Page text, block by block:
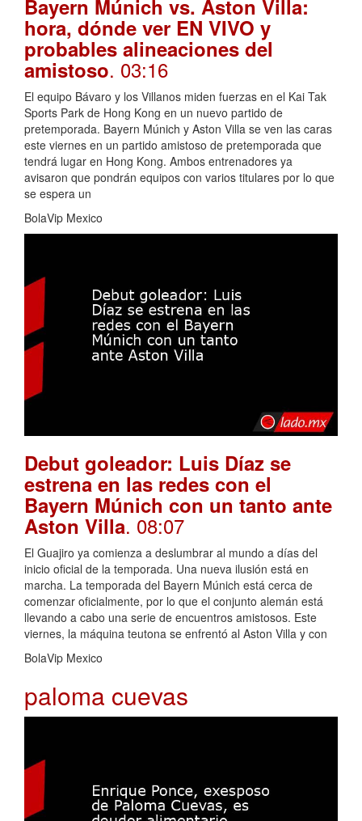
Bayern Múnich vs. Aston Villa:
hora, dónde ver EN VIVO y
probables alineaciones del
amistoso. 03:16
El equipo Bávaro y los Villanos miden fuerzas en el Kai Tak
Sports Park de Hong Kong en un nuevo partido de
pretemporada. Bayern Múnich y Aston Villa se ven las caras
este viernes en un partido amistoso de pretemporada que
tendrá lugar en Hong Kong. Ambos entrenadores ya
avisaron que pondrán equipos con varios titulares por lo que
se espera un
BolaVip Mexico
Debut goleador: Luis Díaz se
estrena en las redes con el
Bayern Múnich con un tanto ante
Aston Villa. 08:07
El Guajiro ya comienza a deslumbrar al mundo a días del
inicio oficial de la temporada. Una nueva ilusión está en
marcha. La temporada del Bayern Múnich está cerca de
comenzar oficialmente, por lo que el conjunto alemán está
llevando a cabo una serie de encuentros amistosos. Este
viernes, la máquina teutona se enfrentó al Aston Villa y con
BolaVip Mexico
paloma cuevas